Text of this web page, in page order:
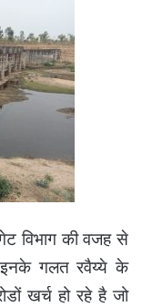
विभाग की वजह से
इनके गलत रवैय्ये के
खर्च हो रहे है जो